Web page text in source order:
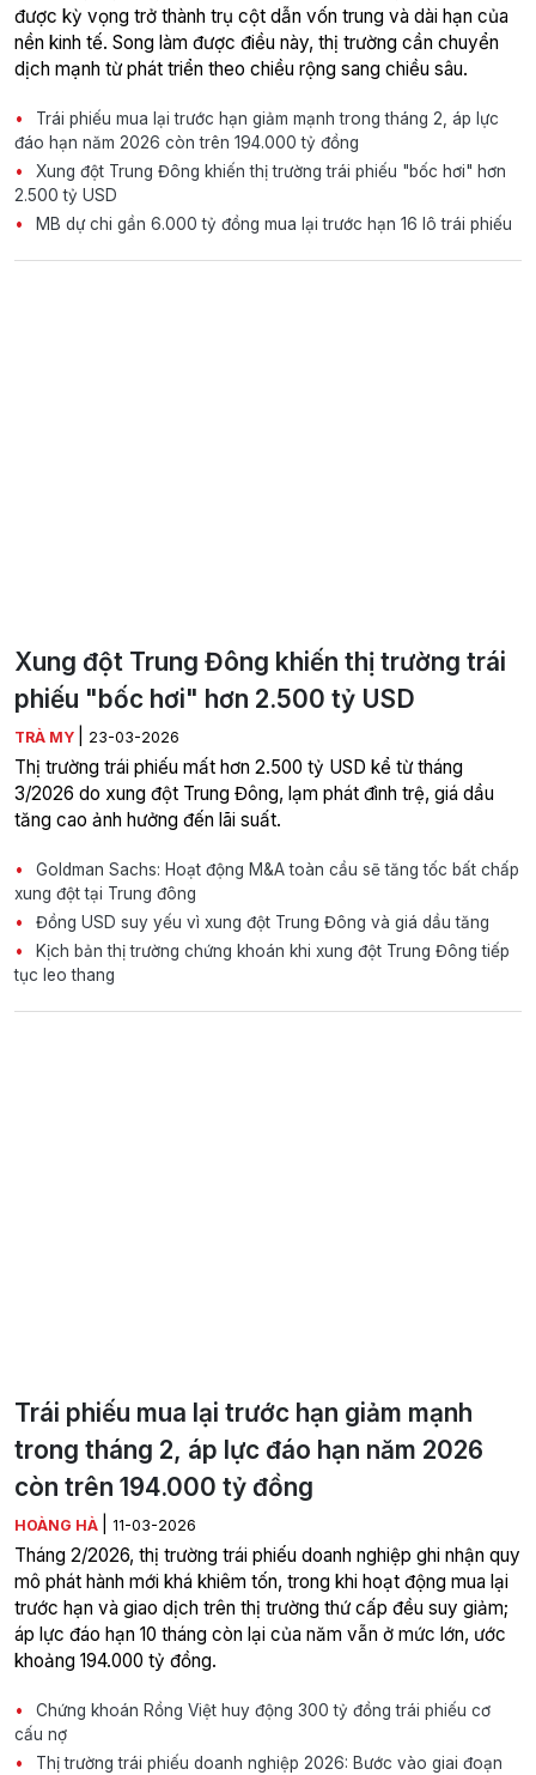
được kỳ vọng trở thành trụ cột dẫn vốn trung và dài hạn của
nền kinh tế. Song làm được điều này, thị trường cần chuyển
dịch mạnh từ phát triển theo chiều rộng sang chiều sâu.
Trái phiếu mua lại trước hạn giảm mạnh trong tháng 2, áp lực
đáo hạn năm 2026 còn trên 194.000 tỷ đồng
Xung đột Trung Đông khiến thị trường trái phiếu "bốc hơi" hơn
2.500 tỷ USD
MB dự chi gần 6.000 tỷ đồng mua lại trước hạn 16 lô trái phiếu
Xung đột Trung Đông khiến thị trường trái
phiếu "bốc hơi" hơn 2.500 tỷ USD
TRÀ MY 23-03-2026
Thị trường trái phiếu mất hơn 2.500 tỷ USD kể từ tháng
3/2026 do xung đột Trung Đông, lạm phát đình trệ, giá dầu
tăng cao ảnh hưởng đến lãi suất.
Goldman Sachs: Hoạt động M&A toàn cầu sẽ tăng tốc bất chấp
xung đột tại Trung đông
Đồng USD suy yếu vì xung đột Trung Đông và giá dầu tăng
Kịch bản thị trường chứng khoán khi xung đột Trung Đông tiếp
tục leo thang
Trái phiếu mua lại trước hạn giảm mạnh
trong tháng 2, áp lực đáo hạn năm 2026
còn trên 194.000 tỷ đồng
HOÀNG HÀ 11-03-2026
Tháng 2/2026, thị trường trái phiếu doanh nghiệp ghi nhận quy
mô phát hành mới khá khiêm tốn, trong khi hoạt động mua lại
trước hạn và giao dịch trên thị trường thứ cấp đều suy giảm;
áp lực đáo hạn 10 tháng còn lại của năm vẫn ở mức lớn, ước
khoảng 194.000 tỷ đồng.
Chứng khoán Rồng Việt huy động 300 tỷ đồng trái phiếu cơ
cấu nợ
Thị trường trái phiếu doanh nghiệp 2026: Bước vào giai đoạn